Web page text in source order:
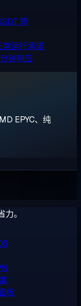
等
常运行承诺
钟响应
EPYC、纯
。
板